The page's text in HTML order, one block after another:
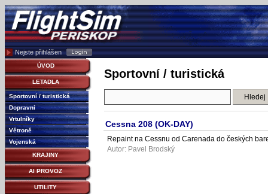
Nejste přihlášen
ÚVOD
LETADLA
Sportovní / turistická
Dopravní
Vrtulníky
Větroně
Vojenská
KRAJINY
AI PROVOZ
UTILITY
Sportovní / turistická
Cessna 208 (OK-DAY)
Repaint na Cessnu od Carenada do českých
Autor: Pavel Brodský